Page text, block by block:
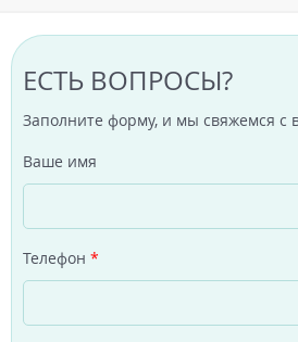
ЕСТЬ ВОПРОСЫ?
Заполните форму, и мы свяжемся с
Ваше имя
Телефон *